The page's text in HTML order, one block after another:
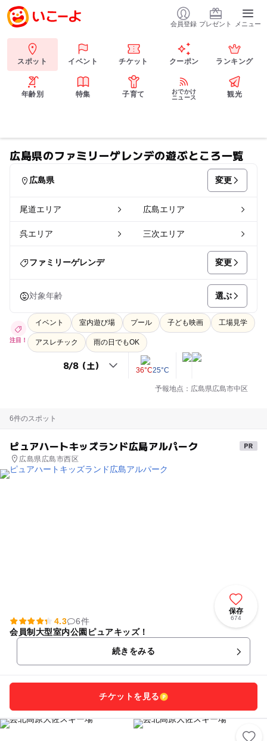
会員登録 プレゼント メニュー
スポット イベント チケット クーポン ランキング
年齢別 特集 子育て
おでかけ
ニュース
観光
広島県のファミリーゲレンデの遊ぶところ一覧
広島県 変更
尾道エリア 広島エリア
呉エリア 三次エリア
ファミリーゲレンデ 変更
対象年齢 選ぶ
注目！
イベント 室内遊び場 プール 子ども映画 工場見学
アスレチック 雨の日でもOK
36°C25°C
予報地点：広島県広島市中区
6件のスポット
ピュアハートキッズランド広島アルパーク
広島県広島市西区
保存
674
4.3
6件
会員制大型室内公園ピュアキッズ！
続きをみる
チケットを見る